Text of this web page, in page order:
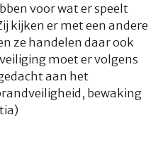
voor wat er speelt
kijken er met een andere
ze handelen daar ook
moet er volgens
aan het
bewaking